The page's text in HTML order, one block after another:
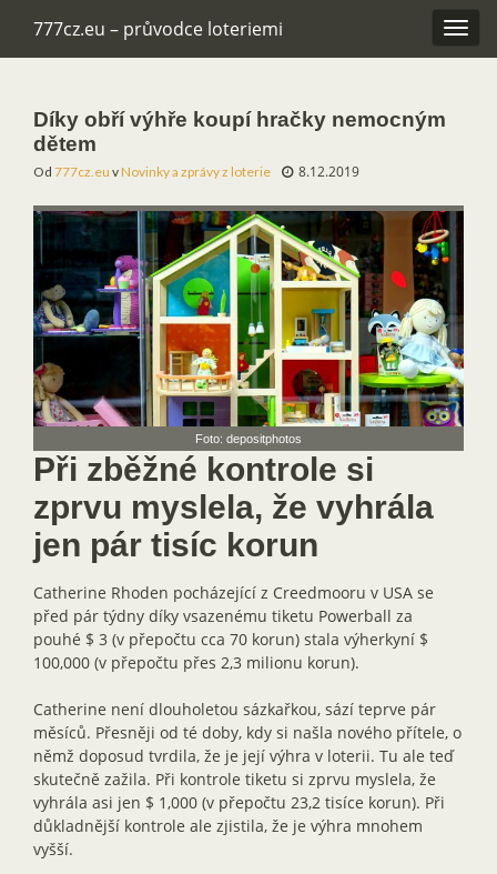
777cz.eu – průvodce loteriemi
Díky obří výhře koupí hračky nemocným
dětem
Od 777cz.eu vNovinky a zprávy z loterie 8.12.2019
Foto: depositphotos
Při zběžné kontrole si
zprvu myslela, že vyhrála
jen pár tisíc korun
Catherine Rhoden pocházející z Creedmooru v USA se
před pár týdny díky vsazenému tiketu Powerball za
pouhé $ 3 (v přepočtu cca 70 korun) stala výherkyní $
100,000 (v přepočtu přes 2,3 milionu korun).
Catherine není dlouholetou sázkařkou, sází teprve pár
měsíců. Přesněji od té doby, kdy si našla nového přítele, o
němž doposud tvrdila, že je její výhra v loterii. Tu ale teď
skutečně zažila. Při kontrole tiketu si zprvu myslela, že
vyhrála asi jen $ 1,000 (v přepočtu 23,2 tisíce korun). Při
důkladnější kontrole ale zjistila, že je výhra mnohem
vyšší.